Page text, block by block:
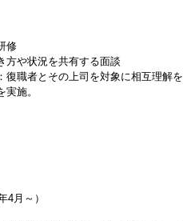
修
方や状況を共有する面談
復職者とその上司を対象に相互理解を
施。
4月～）